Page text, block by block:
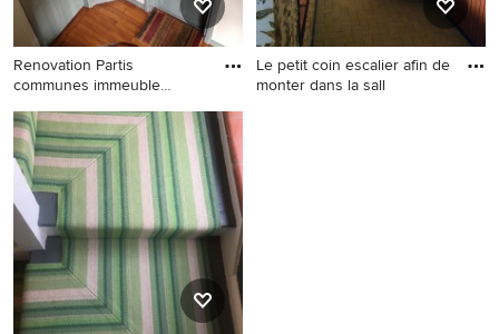
Renovation Partis
communes immeuble
Le petit coin escalier afin de
monter dans la sall